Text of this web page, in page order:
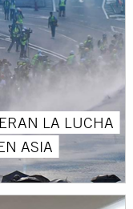
LA LUCHA
ASIA